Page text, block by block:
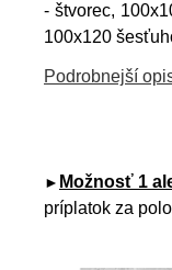
- štvorec,
100x120
Podrobnejší
► Možnosť 1
príplatok za